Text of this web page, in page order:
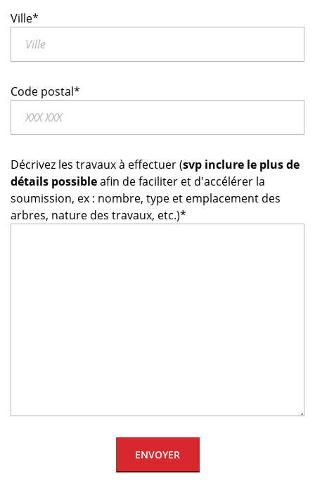
Ville*
Code postal*
Décrivez les travaux à effectuer (svp inclure le plus de
détails possibleafin de faciliter et d'accélérer la
soumission, ex : nombre, type et emplacement des
arbres, nature des travaux, etc.)*